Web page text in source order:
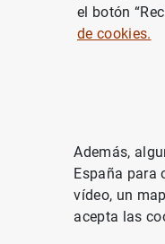
La
La
de los
el botón
de cookies.
Además,
España para
vídeo, un
acepta las